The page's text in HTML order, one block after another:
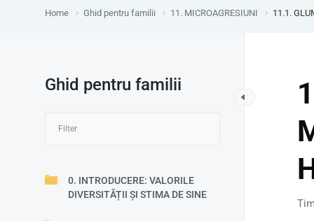
Home Ghid pentru familii 11. MICROAGRESIUNI 11.1.
Ghid pentru familii
0. INTRODUCERE: VALORILE
DIVERSITĂȚII ȘI STIMA DE SINE